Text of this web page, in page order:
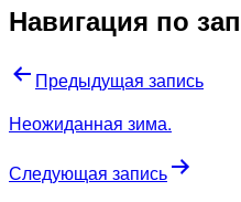
Навигация по
Предыдущая запись
Неожиданная зима.
Следующая запись